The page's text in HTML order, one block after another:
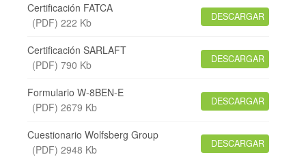
Certificación FATCA
(PDF) 222 Kb
DESCARGAR
Certificación SARLAFT
(PDF) 790 Kb
DESCARGAR
Formulario W-8BEN-E
(PDF) 2679 Kb
DESCARGAR
Cuestionario Wolfsberg Group
(PDF) 2948 Kb
DESCARGAR